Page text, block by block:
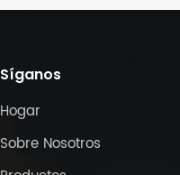
Síganos
Hogar
Sobre Nosotros